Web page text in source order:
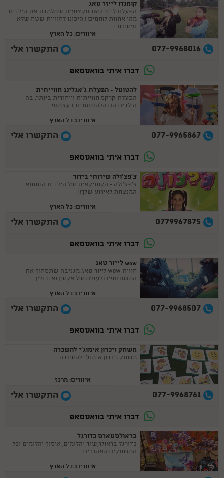
קומנדו לייזר טאג
הפעלת לייזר טאג מקצועית שמלמדת את הילדים
מהי אחוות לוחמים ! היכונו לחוויית שטח שלא
תישכח !
איזורים: כל הארץ
077-9968016 התקשרו אלי
דברו איתי בוואטסאפ
להטוטל - הפעלת ג'אגלינג חווייתית
הפעלת קרקס חווייתית וייחודית ביותר, בה
הילדים הם הלהטוטנים בעצמם!
איזורים: כל הארץ
077-9965867 התקשרו אלי
דברו איתי בוואטסאפ
צ'פצ'ולה שירותי בידור
צ'פצ'ולה - הקומיקאית של הילדים הנוסחא
המנצחת לאירוע שלך!!
איזורים: כל הארץ
0779967875 התקשרו אלי
דברו איתי בוואטסאפ
wow לייזר טאג
חווית WOW לייזר טאג מגניבה שתסחוף את
המשתתפים לעולם של אקשן ואדרנלין
איזורים: כל הארץ
077-9968507 התקשרו אלי
דברו איתי בוואטסאפ
משחק זיכרון אימוג'י להשכרה
משחק זיכרון אימוג'י להשכרה
איזורים: מרכז
077-9968761 התקשרו אלי
דברו איתי בוואטסאפ
בראולסטארס כדורגל
כדורגל בראולר,שוד יהלומים, איסוף יהלומים וכל
המשחקים האהובים
איזורים: כל הארץ